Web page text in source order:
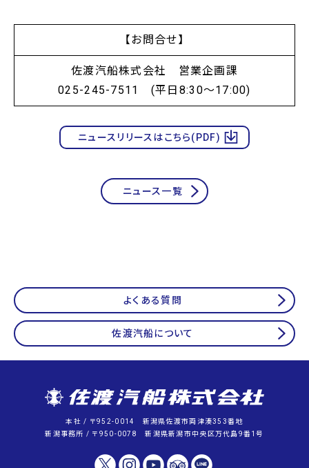
【お問合せ】
佐渡汽船株式会社 営業企画課
025-245-7511 (平日8:30～17:00)
ニュースリリースはこちら(PDF)
ニュース一覧
よくある質問
佐渡汽船について
本社 / 〒952-0014 新潟県佐渡市両津湊353番地
新潟事務所 / 〒950-0078 新潟県新潟市中央区万代島9番1号